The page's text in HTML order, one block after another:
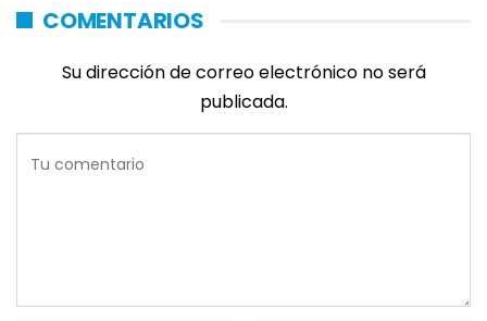
COMENTARIOS
Su dirección de correo electrónico no será
publicada.